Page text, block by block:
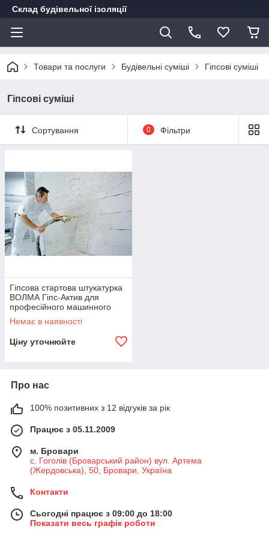
Склад будівельної ізоляції
Товари та послуги Будівельні суміші Гіпсові суміші
Гіпсові суміші
Сортування 0 Фільтри
Гіпсова стартова штукатурка
ВОЛМА Гіпс-Актив для
професійного машинного
нанесення (30кг)
Немає в наявності
Ціну уточнюйте
Про нас
100% позитивних з 12 відгуків за рік
Працює з 05.11.2009
м. Бровари
с. Гоголів (Броварський район) вул. Артема
(Жердовська), 50, Бровари, Україна
Контакти
Сьогодні працює з 09:00 до 18:00
Показати весь графік роботи